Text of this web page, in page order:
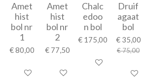
Amet
hist
bol nr
1
€ 80,00
Houd mij op de hoogte
Amet
hist
bol nr
2
€ 77,50
In winkelwagen
Chalc
edoo
n bol
€ 175,00
In winkelwagen
Druif
agaat
bol
€ 35,00
€ 75,00
In